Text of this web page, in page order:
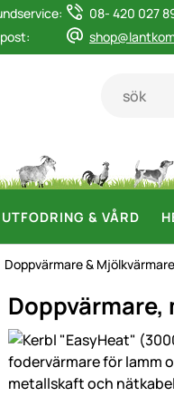
08- 420 027
& VÅRD
Doppvärmare & Mjölkvärmare
Doppvärmare,
Produktgaleri